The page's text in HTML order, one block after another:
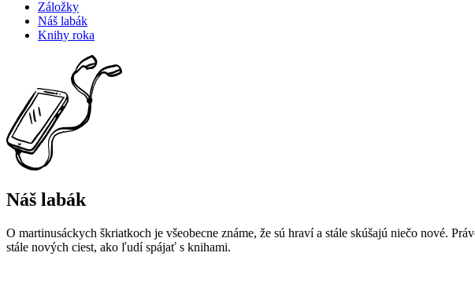
Záložky
Náš labák
Knihy roka
Náš labák
O martinusáckych škriatkoch je všeobecne známe, že sú hraví a stále skúšajú niečo nové.
stále nových ciest, ako ľudí spájať s knihami.